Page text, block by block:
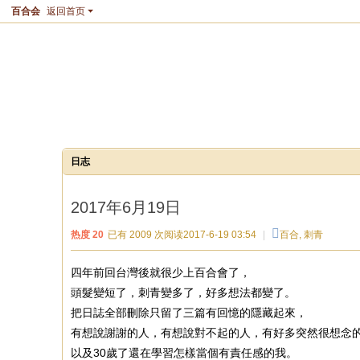
百合会 返回首页
日志
2017年6月19日
热度 20 已有 2009 次阅读2017-6-19 03:54 百合, 刺青
四年前回台灣後就很少上百合會了，
頭髮變短了，刺青變多了，好多想法都變了。
把日誌全部刪除只留了三篇有回憶的隱藏起來，
有想說謝謝的人，有想說對不起的人，有好多突然很想念
以及30歲了還在學習怎樣當個有責任感的我。